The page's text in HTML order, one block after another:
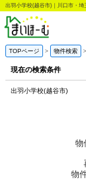
出羽小学校(越谷市)｜川口市・
TOPページ 物件検索
現在の検索条件
出羽小学校(越谷市)
物
物